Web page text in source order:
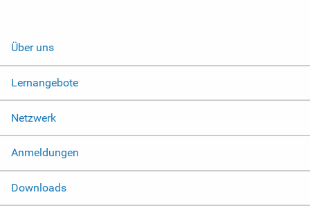
Über uns
Lernangebote
Netzwerk
Anmeldungen
Downloads